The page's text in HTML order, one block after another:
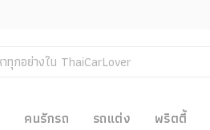
คนรักรถ รถแต่ง พริตตี้